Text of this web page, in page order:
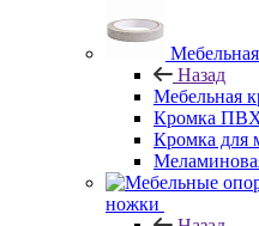
Назад
Мебельная
Кромка
Кромка для
ножки